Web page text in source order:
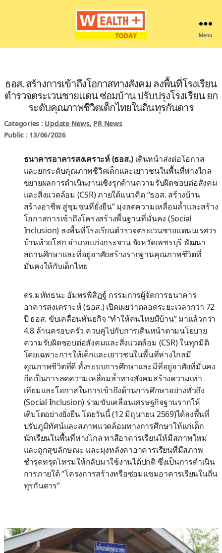
Menu
ธอส. สร้างการเข้าถึงโอกาสทางสังคม ลงพื้นที่โรงเรียน
ตำรวจตระเวนชายแดน ซ่อมบ้าน ปรับปรุงโรงเรียน ยก
ระดับคุณภาพชีวิตเด็กไทยในถิ่นทุรกันดาร
Categories : Update News, PR News
Public : 13/06/2026
ธนาคารอาคารสงเคราะห์ (ธอส.) เดินหน้าส่งต่อโอกาส
และยกระดับคุณภาพชีวิตเด็กและเยาวชนในพื้นที่ห่างไกล
ขยายผลการดำเนินงานเชิงรุกด้านความรับผิดชอบต่อสังคม
และสิ่งแวดล้อม (CSR) ภายใต้แนวคิด “ธอส. สร้างบ้าน
สร้างอาชีพ สู่ชุมชนที่ยั่งยืน” มุ่งลดความเหลื่อมล้ำและสร้าง
โอกาสการเข้าถึงโครงสร้างพื้นฐานที่มั่นคง (Social
Inclusion) ลงพื้นที่โรงเรียนตำรวจตระเวนชายแดนนเรศวร
บ้านห้วยโสก อำเภอแก่งกระจาน จังหวัดเพชรบุรี พัฒนา
สถานศึกษาและที่อยู่อาศัยสร้างรากฐานคุณภาพชีวิตที่
มั่นคงให้กับเด็กไทย
ดร.มหัทธนะ อัมพรพิสิฏฐ์ กรรมการผู้จัดการธนาคาร
อาคารสงเคราะห์ (ธอส.) เปิดเผยว่าตลอดระยะเวลากว่า 72
ปี ธอส. ขับเคลื่อนพันธกิจ “ทำให้คนไทยมีบ้าน” มาแล้วกว่า
4.8 ล้านครอบครัว ควบคู่ไปกับการเดินหน้าตามนโยบาย
ความรับผิดชอบต่อสังคมและสิ่งแวดล้อม (CSR) ในทุกมิติ
โดยเฉพาะการให้เด็กและเยาวชนในพื้นที่ห่างไกลมี
คุณภาพชีวิตที่ดี ทั้งระบบการศึกษาและมีที่อยู่อาศัยที่มั่นคง
ถือเป็นการลดความเหลื่อมล้ำทางสังคมสร้างความเท่า
เทียมและโอกาสในการเข้าถึงด้านการศึกษาอย่างทั่วถึง
(Social Inclusion) ร่วมขับเคลื่อนเศรษฐกิจฐานรากให้
เติบโตอย่างยั่งยืน โดยวันนี้ (12 มิถุนายน 2569)ได้ลงพื้นที่
ปรับภูมิทัศน์และสภาพแวดล้อมทางการศึกษาให้แก่เด็ก
นักเรียนในพื้นที่ห่างไกล ทาสีอาคารเรียนให้มีสภาพใหม่
และถูกสุขลักษณะ และมุงหลังคาอาคารเรียนที่มีสภาพ
ชำรุดทรุดโทรมให้กลับมาใช้งานได้ปกติ ซึ่งเป็นการดำเนิน
การภายใต้ “โครงการสร้างหรือซ่อมแซมอาคารเรียนในถิ่น
ทุรกันดาร”